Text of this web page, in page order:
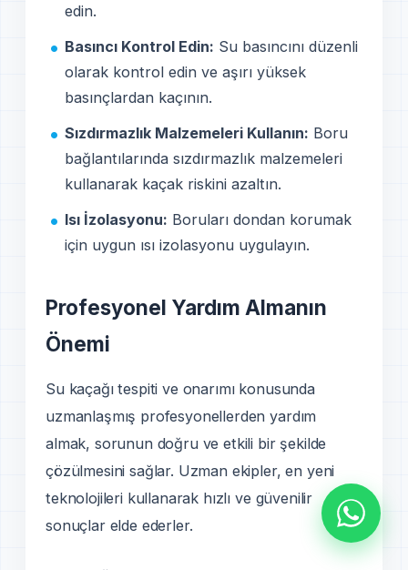
edin.
Basıncı Kontrol Edin: Su basıncını düzenli
olarak kontrol edin ve aşırı yüksek
basınçlardan kaçının.
Sızdırmazlık Malzemeleri Kullanın: Boru
bağlantılarında sızdırmazlık malzemeleri
kullanarak kaçak riskini azaltın.
Isı İzolasyonu: Boruları dondan korumak
için uygun ısı izolasyonu uygulayın.
Profesyonel Yardım Almanın
Önemi
Su kaçağı tespiti ve onarımı konusunda
uzmanlaşmış profesyonellerden yardım
almak, sorunun doğru ve etkili bir şekilde
çözülmesini sağlar. Uzman ekipler, en yeni
teknolojileri kullanarak hızlı ve güvenilir
sonuçlar elde ederler.